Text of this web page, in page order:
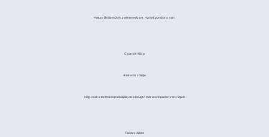
Hutura Beáta művészeti menedzser. Ha kell gombot is varr.
Csernók Klára
A takarás sötétje.
Még csak a technikát próbálják, de a beugró már a színpadon van, rögzít.
Takács Ádám